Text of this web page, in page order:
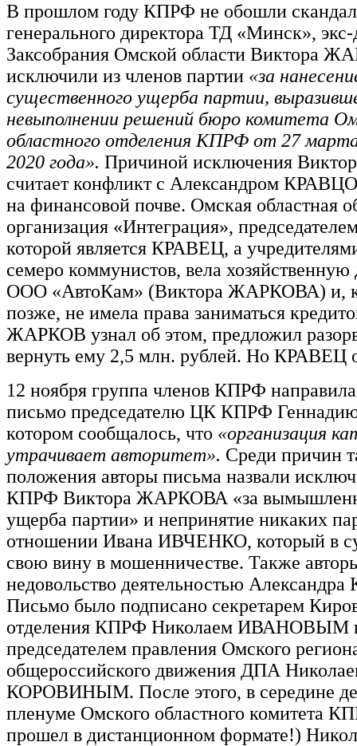
В прошлом году КПРФ не обошли
генерального директора ТД «Минск», экс-
Заксобрания Омской области Виктора
исключили из членов партии «за
существенного ущерба партии,
невыполнении решений бюро комитета
областного отделения КПРФ от 27
2020 года». Причиной исключения
считает конфликт с Александром
на финансовой почве. Омская областная
организация «Интеграция»,
которой является КРАВЕЦ, а
семеро коммунистов, вела хозяйственную
ООО «АвтоКам» (Виктора ЖАРКОВА) и,
позже, не имела права заниматься
ЖАРКОВ узнал об этом, предложил
вернуть ему 2,5 млн. рублей. Но КРАВЕЦ
12 ноября группа членов КПРФ
письмо председателю ЦК КПРФ
котором сообщалось, что «организация
утрачивает авторитет». Среди причин
положения авторы письма назвали
КПРФ Виктора ЖАРКОВА «за
ущерба партии» и непринятие никаких
отношении Ивана ИВЧЕНКО, который в
свою вину в мошенничестве. Также
недовольство деятельностью
Письмо было подписано секретарем
отделения КПРФ Николаем ИВАНОВЫМ
председателем правления Омского
общероссийского движения ДПА
КОРОВИНЫМ. После этого, в середине
пленуме Омского областного комитета
прошел в дистанционном формате!)